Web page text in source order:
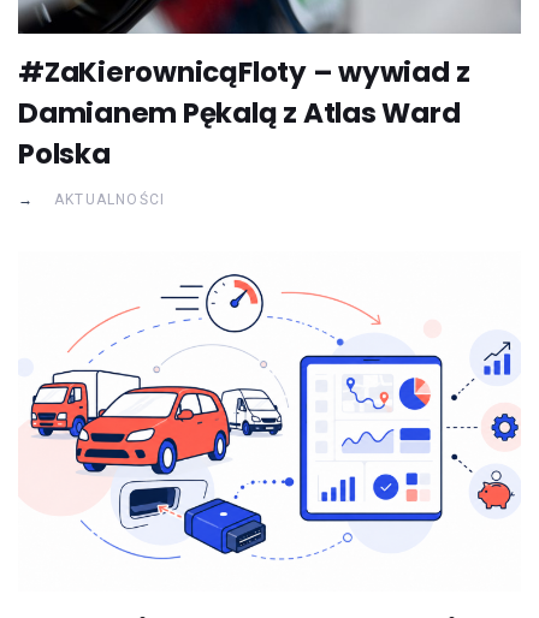
#ZaKierownicąFloty – wywiad z
Damianem Pękalą z Atlas Ward
Polska
AKTUALNOŚCI